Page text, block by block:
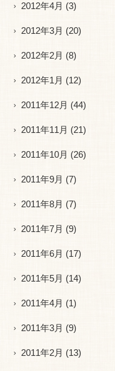
2012年4月 (3)
2012年3月 (20)
2012年2月 (8)
2012年1月 (12)
2011年12月 (44)
2011年11月 (21)
2011年10月 (26)
2011年9月 (7)
2011年8月 (7)
2011年7月 (9)
2011年6月 (17)
2011年5月 (14)
2011年4月 (1)
2011年3月 (9)
2011年2月 (13)